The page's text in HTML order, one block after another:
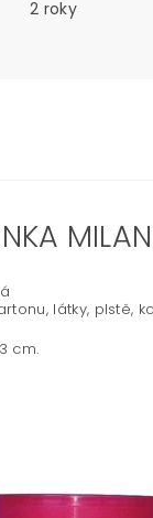
2 roky
látky, plstě,
cm.